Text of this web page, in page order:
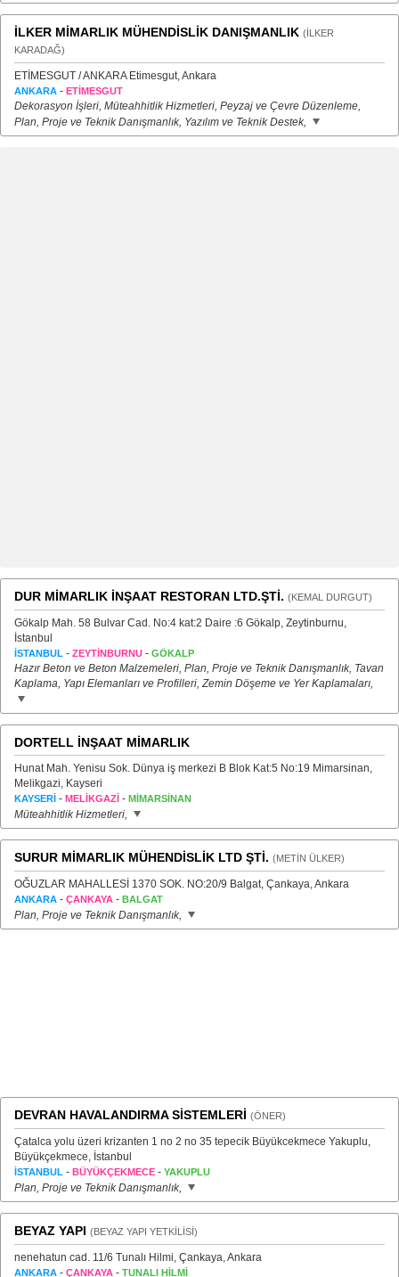
İLKER MİMARLIK MÜHENDİSLİK DANIŞMANLIK (İLKER
KARADAĞ)
ETİMESGUT / ANKARA Etimesgut, Ankara
ANKARA - ETİMESGUT
Dekorasyon İşleri, Müteahhitlik Hizmetleri, Peyzaj ve Çevre Düzenleme,
Plan, Proje ve Teknik Danışmanlık, Yazılım ve Teknik Destek,
DUR MİMARLIK İNŞAAT RESTORAN LTD.ŞTİ. (KEMAL DURGUT)
Gökalp Mah. 58 Bulvar Cad. No:4 kat:2 Daire :6 Gökalp, Zeytinburnu,
İstanbul
İSTANBUL - ZEYTİNBURNU - GÖKALP
Hazır Beton ve Beton Malzemeleri, Plan, Proje ve Teknik Danışmanlık, Tavan
Kaplama, Yapı Elemanları ve Profilleri, Zemin Döşeme ve Yer Kaplamaları,
DORTELL İNŞAAT MİMARLIK
Hunat Mah. Yenisu Sok. Dünya iş merkezi B Blok Kat:5 No:19 Mimarsinan,
Melikgazi, Kayseri
KAYSERİ - MELİKGAZİ - MİMARSİNAN
Müteahhitlik Hizmetleri,
SURUR MİMARLIK MÜHENDİSLİK LTD ŞTİ. (METİN ÜLKER)
OĞUZLAR MAHALLESİ 1370 SOK. NO:20/9 Balgat, Çankaya, Ankara
ANKARA - ÇANKAYA - BALGAT
Plan, Proje ve Teknik Danışmanlık,
DEVRAN HAVALANDIRMA SİSTEMLERİ (ÖNER)
Çatalca yolu üzeri krizanten 1 no 2 no 35 tepecik Büyükcekmece Yakuplu,
Büyükçekmece, İstanbul
İSTANBUL - BÜYÜKÇEKMECE - YAKUPLU
Plan, Proje ve Teknik Danışmanlık,
BEYAZ YAPI (BEYAZ YAPI YETKİLİSİ)
nenehatun cad. 11/6 Tunalı Hilmi, Çankaya, Ankara
ANKARA - ÇANKAYA - TUNALI HİLMİ